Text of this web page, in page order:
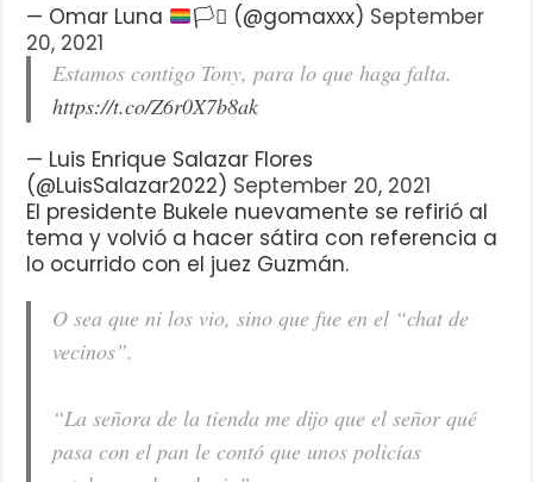
— Omar Luna
🏳️‍⚧️ (@gomaxxx) September
20, 2021
Estamos contigo Tony, para lo que haga falta.
https://t.co/Z6r0X7b8ak
— Luis Enrique Salazar Flores
(@LuisSalazar2022) September 20, 2021
El presidente Bukele nuevamente se refirió al
tema y volvió a hacer sátira con referencia a
lo ocurrido con el juez Guzmán.
O sea que ni los vio, sino que fue en el “chat de
vecinos”.
“La señora de la tienda me dijo que el señor qué
pasa con el pan le contó que unos policías